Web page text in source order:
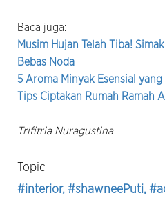
Baca juga:
Musim Hujan Telah Tiba!
Bebas Noda
5 Aroma Minyak Esensial
Tips Ciptakan Rumah Ramah
Trifitria Nuragustina
Topic
#interior, #shawneePuti,